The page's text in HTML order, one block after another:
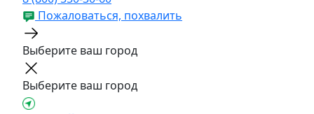
Пожаловаться, похвалить
Выберите ваш город
Выберите ваш город